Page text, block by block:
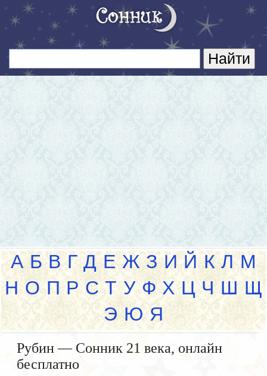
А Б В Г Д Е Ж З И Й К Л М
Н О П Р С Т У Ф Х Ц Ч Ш Щ
Э Ю Я
Рубин — Сонник 21 века, онлайн
бесплатно